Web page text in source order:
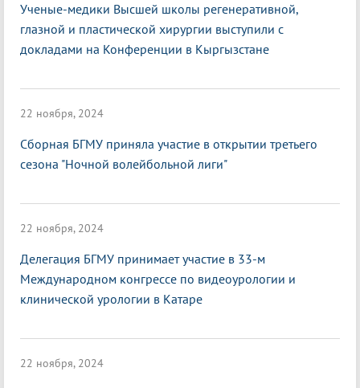
Ученые-медики Высшей школы регенеративной,
глазной и пластической хирургии выступили с
докладами на Конференции в Кыргызстане
22 ноября, 2024
Сборная БГМУ приняла участие в открытии третьего
сезона "Ночной волейбольной лиги"
22 ноября, 2024
Делегация БГМУ принимает участие в 33-м
Международном конгрессе по видеоурологии и
клинической урологии в Катаре
22 ноября, 2024